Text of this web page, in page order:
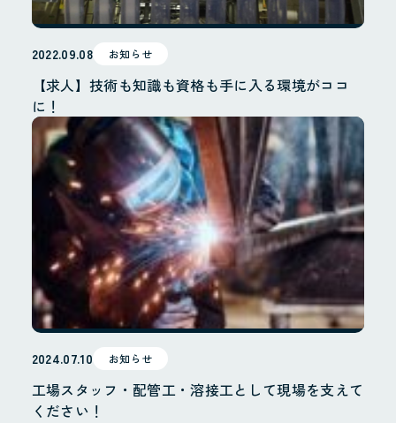
配管工事
施工実績
採用情報
採用サイト
お問合せ
個人情報保護方針
2022.09.08 お知らせ
【求人】技術も知識も資格も手に入る環境がココ
に！
2024.07.10 お知らせ
工場スタッフ・配管工・溶接工として現場を支えて
ください！